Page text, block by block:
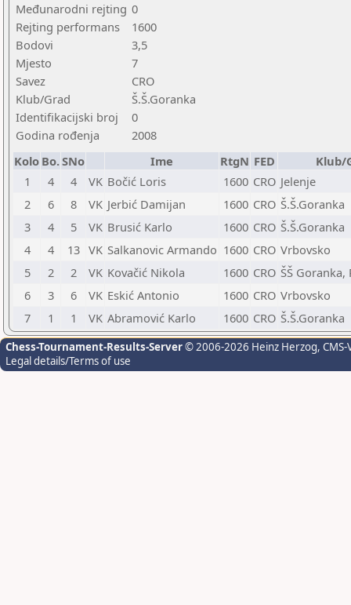
Međunarodni rejting 0
Rejting performans
1600
Bodovi
3,5
Mjesto
7
Savez
CRO
Klub/Grad
Š.Š.Goranka
Identifikacijski broj
0
Godina rođenja
2008
Kolo Bo.SNo Ime RtgN FED
Klub/
1
4 4 VK Bočić Loris 1600 CRO Jelenje
2
6 8 VK Jerbić Damijan 1600 CRO Š.Š.Goranka
3
4 5 VK Brusić Karlo 1600 CRO Š.Š.Goranka
4
4 13 VK Salkanovic Armando 1600 CRO Vrbovsko
5
2 2 VK Kovačić Nikola 1600 CRO ŠŠ Goranka,
6
3 6 VK Eskić Antonio 1600 CRO Vrbovsko
7
1 1 VK Abramović Karlo 1600 CRO Š.Š.Goranka
Chess-Tournament-Results-Server© 2006-2026 Heinz Herzog,
Legal details/Terms of use